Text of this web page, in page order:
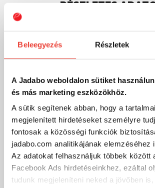
Beleegyezés Részletek
A Jadabo weboldalon sütiket
és más marketing eszközökhöz.
A sütik segítenek abban, hogy a
megjelenített hirdetéseket személyre
fontosak a közösségi funkciók
jadabo.com analitikájának elemzéséhez
Az adatokat felhasználjuk többek között
Facebook Ads hirdetéseinkhez, ezáltal
tudunk megjeleníteni neked a jövőben
RÉSZLETES
Típus
Méret
Fék
Csapágyszám
Áttétel
Kapacitás 0,30